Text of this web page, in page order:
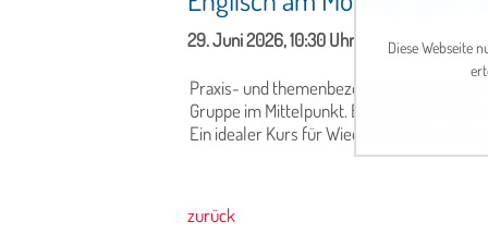
29. Juni 2026, 10:30 Uhr
Praxis- und themenbezogene
Gruppe im Mittelpunkt. Besonderes
Ein idealer Kurs für Wiedereinsteiger mit
zurück
Diese Webseite